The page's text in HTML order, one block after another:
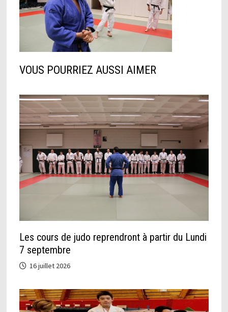
VOUS POURRIEZ AUSSI AIMER
Les cours de judo reprendront à partir du Lundi
7 septembre
16 juillet 2026